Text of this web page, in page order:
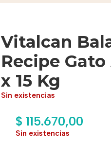
Vitalcan
Recipe
x 15 Kg
Sin existencias
$ 115.670,00
Sin existencias